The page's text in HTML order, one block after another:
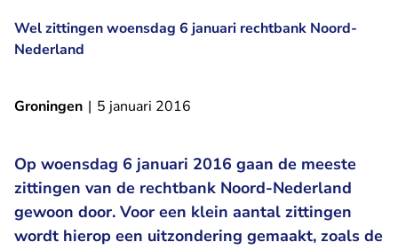
Wel zittingen woensdag 6 januari rechtbank Noord-
Nederland
Groningen | 5 januari 2016
Op woensdag 6 januari 2016 gaan de meeste
zittingen van de rechtbank Noord-Nederland
gewoon door. Voor een klein aantal zittingen
wordt hierop een uitzondering gemaakt, zoals de